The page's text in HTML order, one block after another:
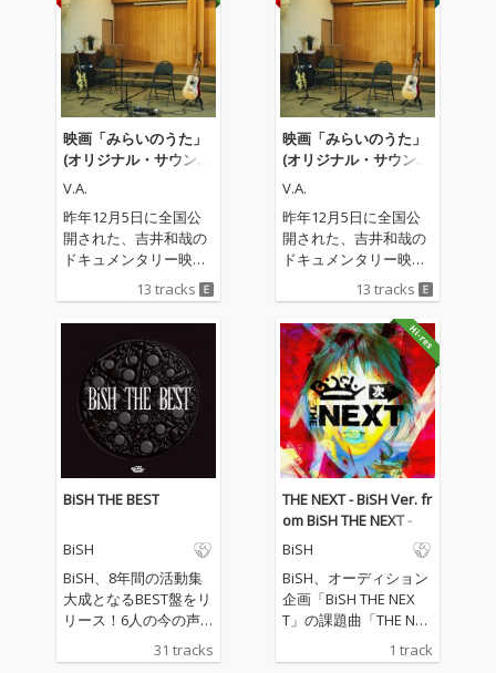
映画「みらいのうた」
(オリジナル・サウンド
トラック / Selected Ed
V.A.
昨年12月5日に全国公
開された、吉井和哉の
ドキュメンタリー映画
「みらいのうた」のオ
リジナル・サウンドト
ラック・アルバム。本
映画は、第38回東京国
際映画祭に公式出品さ
れ、第35回 日本映画批
評家大賞にて「ドキュ
メンタリー賞」を授賞
するなど、ドキュメン
タリー映画として高く
評価されており、4月2
7日よりU-NEXTにて独
いる。本アルバムは、
劇中で描かれている、
吉井和哉の音楽的ルー
ツ、苦悩と再生の軌跡
ンタリー歌集」とし
13 tracks
映画「みらいのうた」
(オリジナル・サウンド
トラック / Selected Ed
V.A.
昨年12月5日に全国公
開された、吉井和哉の
ドキュメンタリー映画
「みらいのうた」のオ
リジナル・サウンドト
ラック・アルバム。本
映画は、第38回東京国
際映画祭に公式出品さ
れ、第35回 日本映画批
評家大賞にて「ドキュ
メンタリー賞」を授賞
するなど、ドキュメン
タリー映画として高く
評価されており、4月2
7日よりU-NEXTにて独
占配信がスタートして
いる。本アルバムは、
劇中で描かれている、
吉井和哉の音楽的ルー
ツ、苦悩と再生の軌跡
ンタリー歌集」とし
13 tracks
BiSH THE BEST
BiSH
BiSH、8年間の活動集
大成となるBEST盤をリ
リース！6人の今の声
で再録を行ったBiSHの
代表曲である6曲“オー
31 tracks
THE NEXT - BiSH Ver. fr
om BiSH THE NEXT -
BiSH
BiSH、オーディション
企画「BiSH THE NEX
T」の課題曲「THE NEX
先駆けて発表された課
1 track